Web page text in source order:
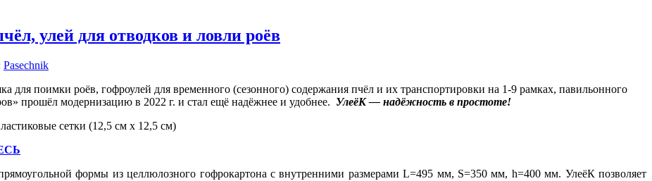
улей для отводков и ловли роёв
Pasechnik
для поимки роёв, гофроулей для временного (сезонного) содержания пчёл и их транспортировки на 1-9 рамках, павильонного
прошёл модернизацию в 2022 г. и стал ещё надёжнее и удобнее. УлеёК — надёжность в простоте!
сетки (12,5 см х 12,5 см)
формы из целлюлозного гофрокартона с внутренними размерами L=495 мм, S=350 мм, h=400 мм. УлеёК позволяет